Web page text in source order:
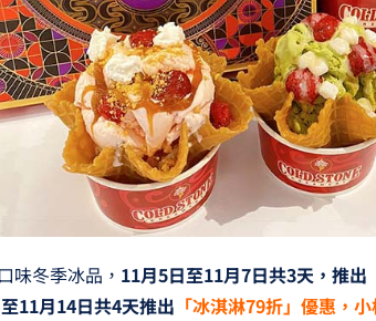
味冬季冰品， 11月5日至11月7日共3天，推出
11月14日共4天推出 「冰淇淋79折」優惠，